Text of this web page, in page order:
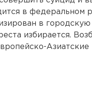
в федеральном
в
избирается.
Азиатские